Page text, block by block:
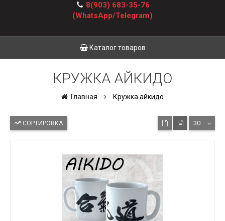
8(903) 683-35-76
(WhatsApp/Telegram)
Каталог товаров
КРУЖКА АЙКИДО
Главная Кружка айкидо
СОРТИРОВКА 30